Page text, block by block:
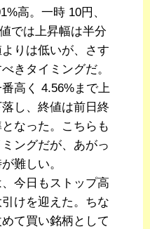
高。一時 10円、
では上昇幅は半分
りは低いが、さす
きタイミングだ。
高く 4.56%まで上
し、終値は前日終
なった。こちらも
ングだが、あがっ
難しい。
今日もストップ高
けを迎えた。ちな
て買い銘柄として